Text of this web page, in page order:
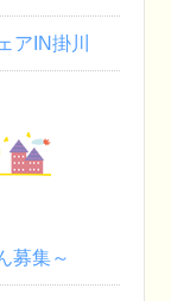
アIN掛川
募集～